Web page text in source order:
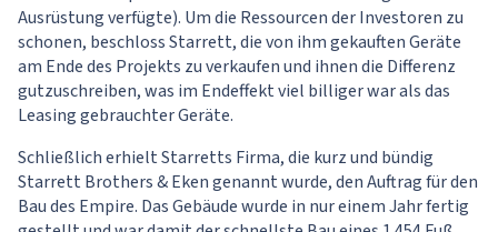
Ausrüstung verfügte). Um die Ressourcen der Investoren zu
schonen, beschloss Starrett, die von ihm gekauften Geräte
am Ende des Projekts zu verkaufen und ihnen die Differenz
gutzuschreiben, was im Endeffekt viel billiger war als das
Leasing gebrauchter Geräte.
Schließlich erhielt Starretts Firma, die kurz und bündig
Starrett Brothers & Eken genannt wurde, den Auftrag für den
Bau des Empire. Das Gebäude wurde in nur einem Jahr fertig